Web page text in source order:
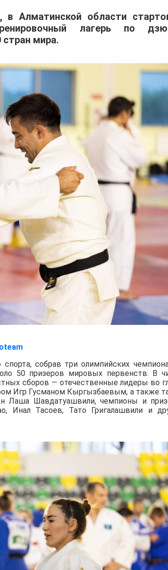
, в Алматинской области
лагерь по
мира.
собрав три олимпийских
50 призеров мировых первенств. В
сборов — отечественные лидеры во
Игр Гусманом Кыргызбаевым, а также
Лаша Шавдатуашвили, чемпионы и
Инал Тасоев, Тато Григалашвили и